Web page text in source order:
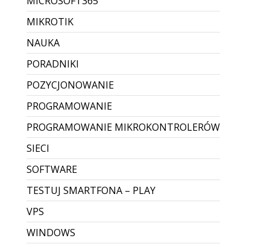
CZYTAJ WIĘCEJ
Zrywanie połączenia pulpitu
zdalnego
Zawieszanie sesji RDP – przyczyny i szybkie
rozwiązanie Problem zawieszania się
połączeń RDP (Pulpit zdalny) to dość częste
zjawisko. W zależności od wersji systemu
Windows oraz jakości łącza, sesja potrafi
nagle „stanąć” — obr...